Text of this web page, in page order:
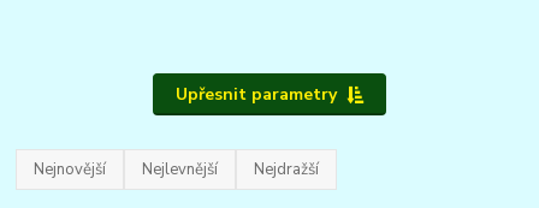
Upřesnit parametry
Nejnovější Nejlevnější Nejdražší